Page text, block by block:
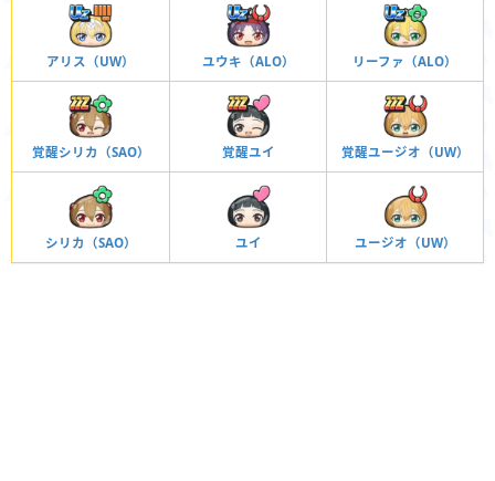
アリス（UW） ユウキ（ALO） リーファ（ALO）
覚醒シリカ（SAO） 覚醒ユイ 覚醒ユージオ（UW）
シリカ（SAO） ユイ ユージオ（UW）